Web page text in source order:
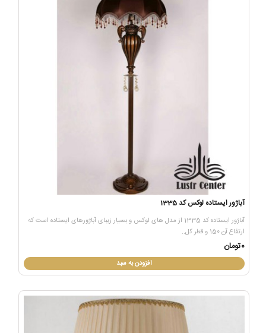
آباژور ایستاده لوکس کد 1335
آباژور ایستاده کد 1335 از مدل های لوکس و بسیار زیبای آباژورهای ایستاده است که
ارتفاع آن 150 و قطر کل..
0تومان
افزودن به سبد